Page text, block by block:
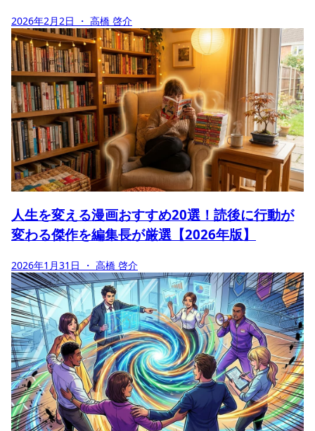
2026年2月2日 ・ 高橋 啓介
人生を変える漫画おすすめ20選！読後に行動が
変わる傑作を編集長が厳選【2026年版】
2026年1月31日 ・ 高橋 啓介